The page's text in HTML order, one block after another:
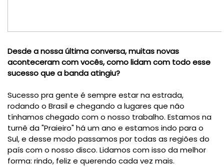
Desde a nossa última conversa, muitas novas
aconteceram com vocês, como lidam com todo esse
sucesso que a banda atingiu?
Sucesso pra gente é sempre estar na estrada,
rodando o Brasil e chegando a lugares que não
tínhamos chegado com o nosso trabalho. Estamos na
turnê da "Praieiro" há um ano e estamos indo para o
Sul, e desse modo passamos por todas as regiões do
país com o nosso disco. Lidamos com isso da melhor
forma: rindo, feliz e querendo cada vez mais.